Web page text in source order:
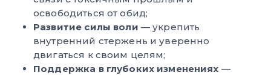
освободиться от обид;
Развитие силы воли — укрепить
внутренний стержень и уверенно
двигаться к своим целям;
Поддержка в глубоких изменениях —